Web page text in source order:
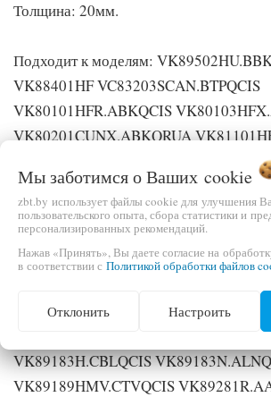
Толщина: 20мм.
Подходит к моделям:
VK88401HF VC83203SCAN.BTPQCIS
VK80101HFR.ABKQCIS
VK80201CUNX.ABKQRUA
VK81101HF.ABRQCIS
VK8820HMR.ABLQRUA
VK8820HUV.ATVQBWT
VK8828HQ.ARNQRUA
VK88501HF.APBQCIS
VK89101HQ.CBLQCIS
VK89105HQ.APTQCIS
VK89181N.ATVQCIS
VK89183H.CBLQCIS
VK89189HMV.CTVQCIS
Мы заботимся о Ваших cookie
zbt.by использует файлы cookie для улучшения
пользовательского опыта, сбора статистики и
персонализированных рекомендаций.
Нажав «Принять», Вы даете согласие на
в соответствии с Политикой обработки файлов
Отклонить Настроить